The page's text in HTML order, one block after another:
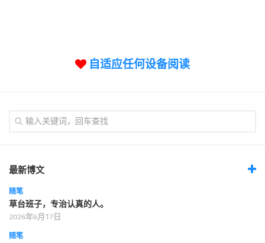
友情链接
自适应任何设备阅读
最新博文
随笔
草台班子，专治认真的人。
2026年6月17日
随笔